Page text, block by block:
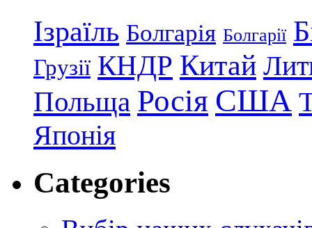
Ізраїль Болгарія Болгарії
Грузії КНДР Китай
Польща Росія США
Японія
Categories